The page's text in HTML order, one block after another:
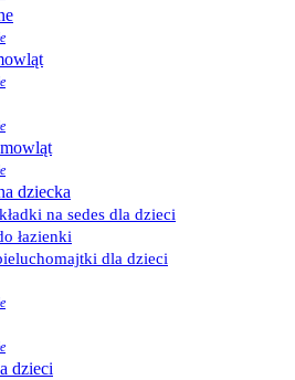
dziecka
na sedes dla dzieci
łazienki
dla dzieci
dzieci